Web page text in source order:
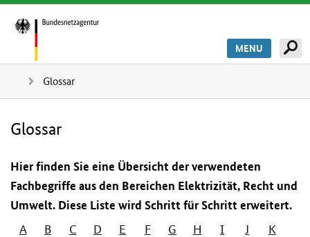
MENU
Glossar
Glossar
Hier finden Sie eine Übersicht der verwendeten
Fachbegriffe aus den Bereichen Elektrizität, Recht und
Umwelt. Diese Liste wird Schritt für Schritt erweitert.
A
B C D E F G H I J
K